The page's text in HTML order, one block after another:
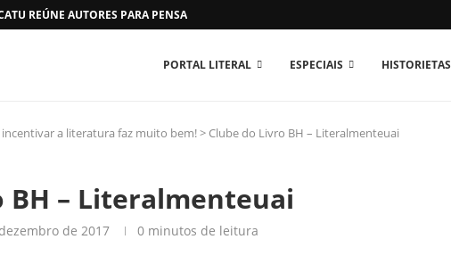
REÚNE AUTORES PARA PENSAR O MUNDO...
PORTAL LITERAL ESPECIAIS HISTORIETAS
a literatura faz muito bem!> Clube do Livro BH – Literalmenteuai
BH – Literalmenteuai
de 2017 0 minutos de leitura